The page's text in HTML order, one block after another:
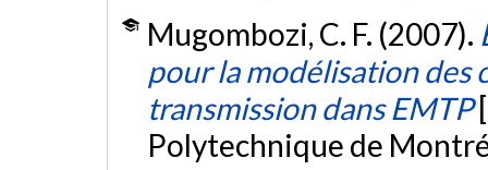
Mugombozi, C. F. (2007).
pour la modélisation des
transmission dans EMTP
Polytechnique de